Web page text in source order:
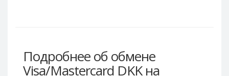
Подробнее об обмене
Visa/Mastercard DKK на
Skril EUR
Skril EUR